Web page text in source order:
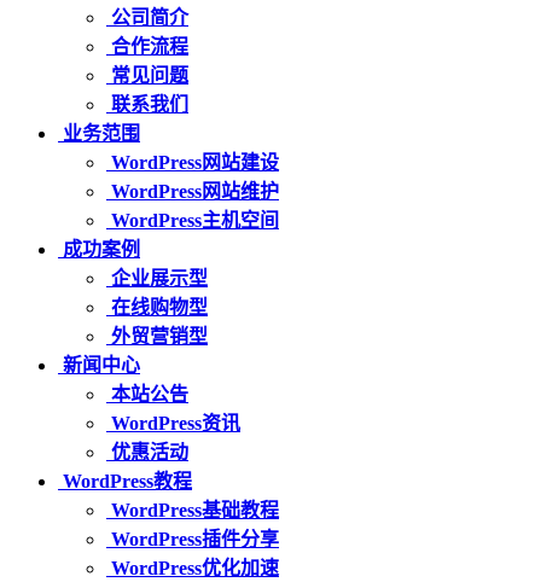
公司简介
合作流程
常见问题
联系我们
业务范围
WordPress网站建设
WordPress网站维护
WordPress主机空间
成功案例
企业展示型
在线购物型
外贸营销型
新闻中心
本站公告
WordPress资讯
优惠活动
WordPress教程
WordPress基础教程
WordPress插件分享
WordPress优化加速